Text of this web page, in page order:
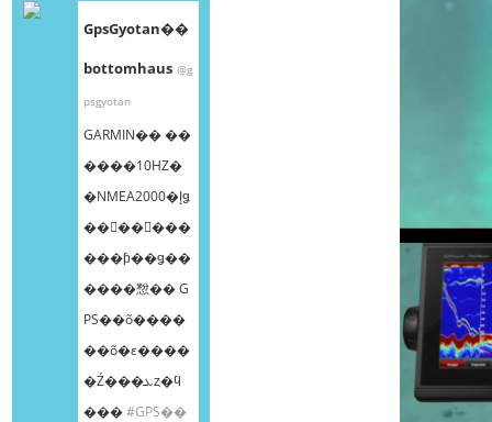
GpsGyotan��
bottomhaus @g
psgyotan
GARMIN�� ��
����10HZ�
�NMEA2000�إǥ
��󥰥��󥵡���
���ƥ��ǥ��
����㥹�� G
PS��õ����
��õ�ε����
�Ź���ܥȥ�ϥ
���#GPS��